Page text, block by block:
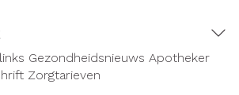
Gezondheidsnieuws Apotheker
Zorgtarieven